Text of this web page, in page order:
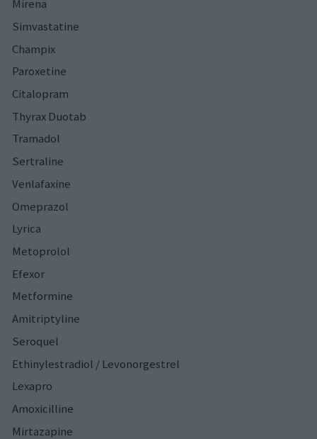
Mirena
Simvastatine
Champix
Paroxetine
Citalopram
Thyrax Duotab
Tramadol
Sertraline
Venlafaxine
Omeprazol
Lyrica
Metoprolol
Efexor
Metformine
Amitriptyline
Seroquel
Ethinylestradiol / Levonorgestrel
Lexapro
Amoxicilline
Mirtazapine